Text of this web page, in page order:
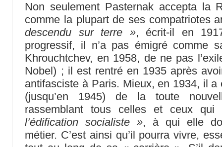
Non seulement Pasternak accepta la
comme la plupart de ses compatriotes
descendu sur terre », écrit-il en
progressif, il n’a pas émigré comme
Khrouchtchev, en 1958, de ne pas
Nobel) ; il est rentré en 1935 après
antifasciste à Paris. Mieux, en 1934, il
(jusqu’en 1945) de la toute
rassemblant tous celles et ceux qui
l’édification socialiste », à qui elle
métier. C’est ainsi qu’il pourra vivre,